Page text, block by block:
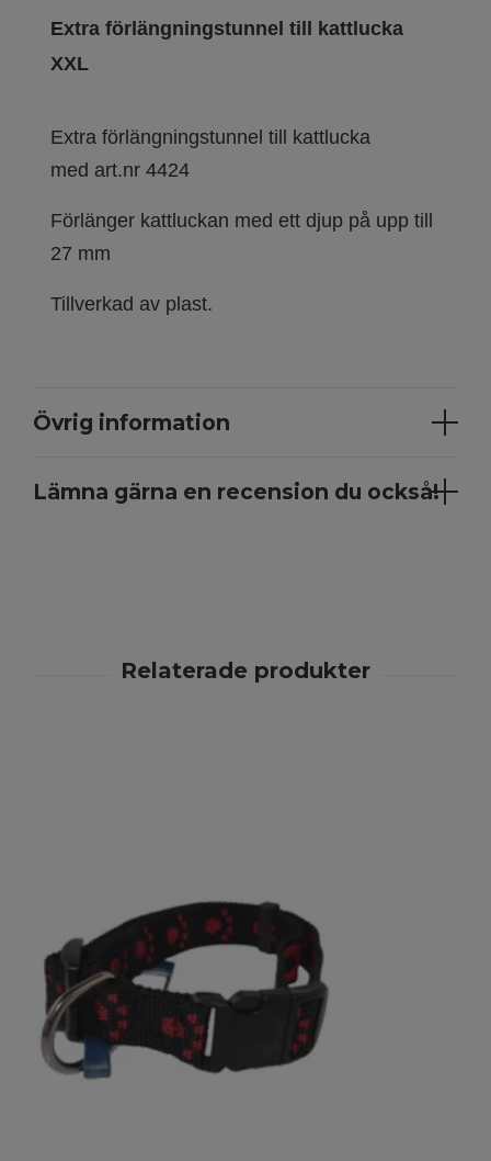
Extra förlängningstunnel till kattlucka
XXL
Extra förlängningstunnel till kattlucka
med art.nr 4424
Förlänger kattluckan med ett djup på upp till
27 mm
Tillverkad av plast.
Övrig information
Lämna gärna en recension du också!